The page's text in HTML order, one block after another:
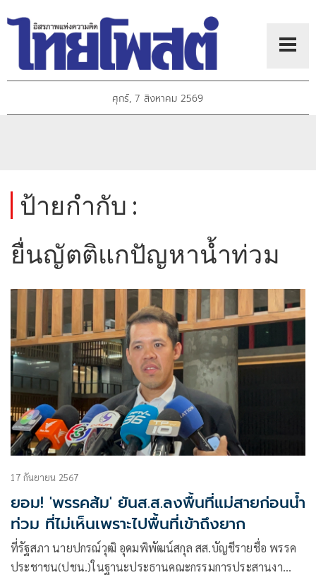
ศุกร์, 7 สิงหาคม 2569
ป้ายกำกับ :
ยื่นญัตติแกปัญหาน้ำท่วม
17 กันยายน 2567
ยอม! 'พรรคส้ม' ยันส.ส.ลงพื้นที่แม่สายก่อนน้ำ
ท่วม ที่ไม่เห็นเพราะไปพื้นที่เข้าถึงยาก
ที่รัฐสภา นายปกรณ์วุฒิ อุดมพิพัฒน์สกุล สส.บัญชีรายชื่อ พรรค
ประชาชน(ปชน.)ในฐานะประธานคณะกรรมการประสานงา